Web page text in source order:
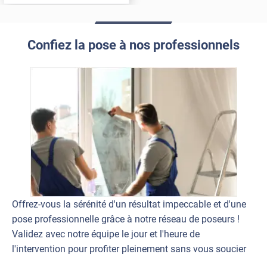
Confiez la pose à nos professionnels
Offrez-vous la sérénité d'un résultat impeccable et d'une
pose professionnelle grâce à notre réseau de poseurs !
Validez avec notre équipe le jour et l'heure de
l'intervention pour profiter pleinement sans vous soucier